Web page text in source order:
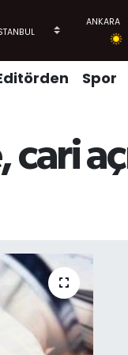
Spor
cari